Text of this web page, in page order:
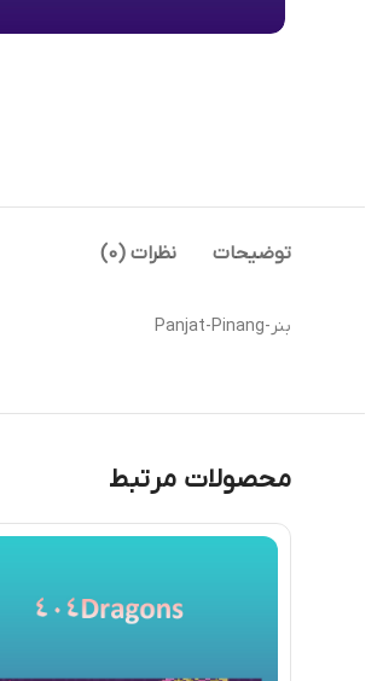
توضیحات نظرات (0)
بنر-Panjat-Pinang
محصولات مرتبط